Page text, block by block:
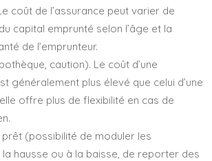
coût de l’assurance peut varier de
capital emprunté selon l’âge et la
de l’emprunteur.
caution). Le coût d’une
généralement plus élevé que celui d’une
offre plus de flexibilité en cas de
(possibilité de moduler les
la hausse ou à la baisse, de reporter des